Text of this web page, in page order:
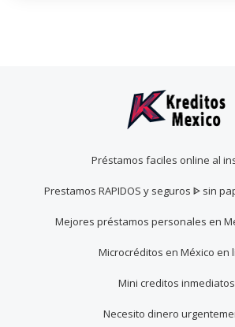
Préstamos faciles online al
Prestamos RAPIDOS y seguros ᐈ sin
Mejores préstamos personales en
Microcréditos en México en
Mini creditos inmediatos
Necesito dinero